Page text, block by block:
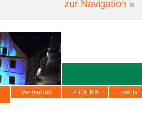
zur Navigation »
Vermietung PROFIMA Events